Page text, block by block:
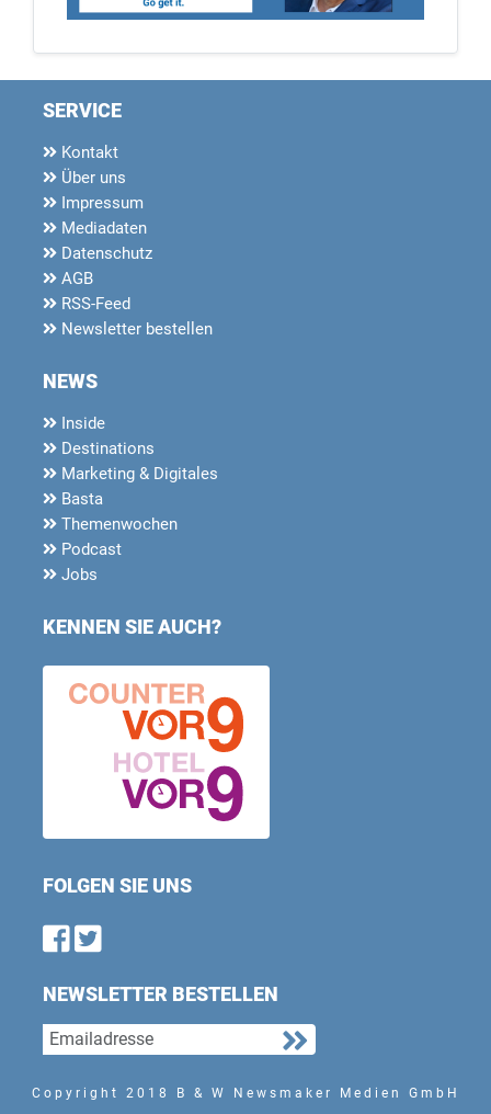
SERVICE
Kontakt
Über uns
Impressum
Mediadaten
Datenschutz
AGB
RSS-Feed
Newsletter bestellen
NEWS
Inside
Destinations
Marketing & Digitales
Basta
Themenwochen
Podcast
Jobs
KENNEN SIE AUCH?
FOLGEN SIE UNS
Find us on Facebook
Follow us on Twitter
NEWSLETTER BESTELLEN
Copyright 2018 B & W Newsmaker Medien GmbH